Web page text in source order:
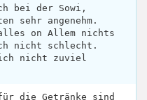
bei der Sowi,
sehr angenehm.
on Allem nichts
nicht schlecht.
nicht zuviel
die Getränke sind